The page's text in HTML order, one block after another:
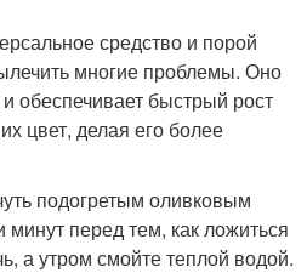
средство и порой
многие проблемы. Оно
обеспечивает быстрый рост
цвет, делая его более
подогретым оливковым
перед тем, как ложиться
а утром смойте теплой водой.